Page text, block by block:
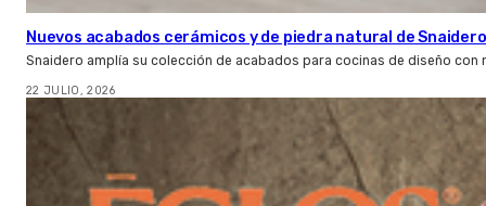
Nuevos acabados cerámicos y de piedra natural de Snaidero
Snaidero amplía su colección de acabados para cocinas de diseño
22 JULIO, 2026